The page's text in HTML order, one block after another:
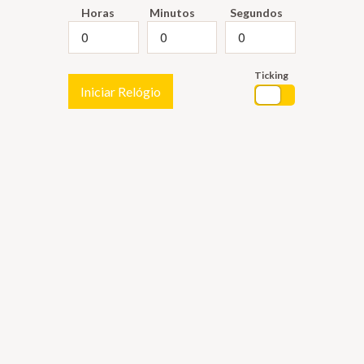
Horas Minutos Segundos
Iniciar Relógio
Ticking